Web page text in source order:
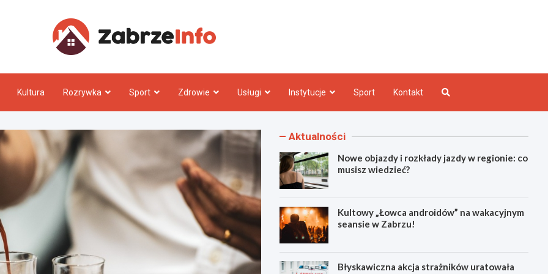
Kultura Rozrywka Sport Zdrowie Usługi Instytucje Sport Kontakt
Aktualności
Nowe objazdy i rozkłady jazdy w regionie: co
musisz wiedzieć?
Kultowy „Łowca androidów” na wakacyjnym
seansie w Zabrzu!
Błyskawiczna akcja strażników uratowała